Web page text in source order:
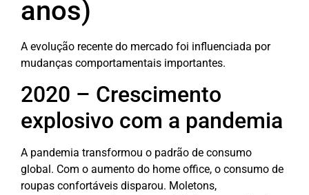
anos)
A evolução recente do mercado foi influenciada por
mudanças comportamentais importantes.
2020 – Crescimento
explosivo com a pandemia
A pandemia transformou o padrão de consumo
global. Com o aumento do home office, o consumo de
roupas confortáveis disparou. Moletons,